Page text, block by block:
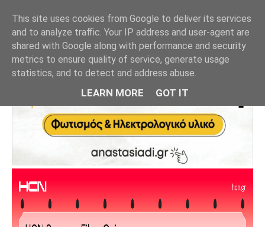
This site uses cookies from Google to deliver its services
and to analyze traffic. Your IP address and user-agent are
shared with Google along with performance and security
metrics to ensure quality of service, generate usage
statistics, and to detect and address abuse.
LEARN MORE GOT IT